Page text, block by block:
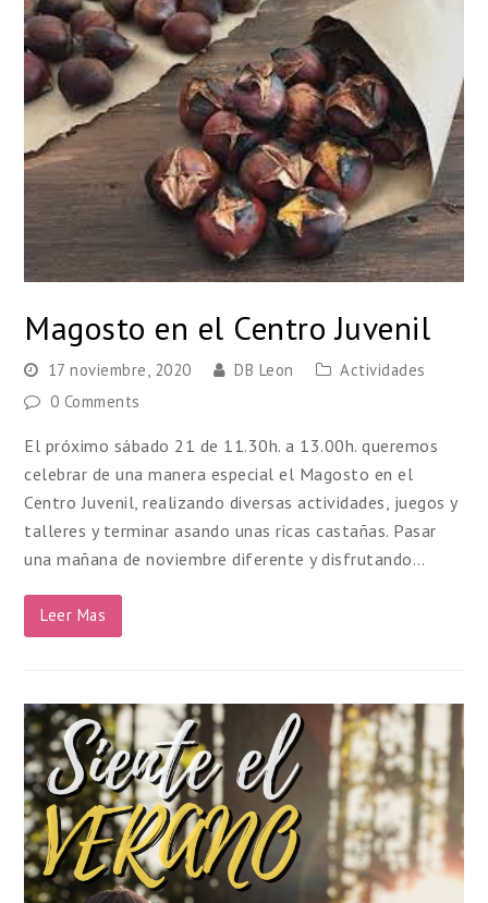
Magosto en el Centro Juvenil
17 noviembre, 2020 DB Leon
Actividades
0 Comments
El próximo sábado 21 de 11.30h. a 13.00h. queremos
celebrar de una manera especial el Magosto en el
Centro Juvenil, realizando diversas actividades, juegos y
talleres y terminar asando unas ricas castañas. Pasar
una mañana de noviembre diferente y disfrutando…
Leer Mas